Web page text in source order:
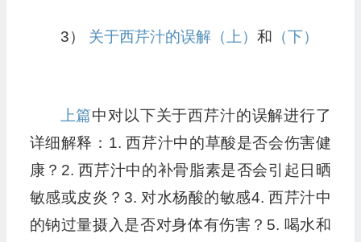
3） 关于西芹汁的误解（上） 和 （下）
上篇中对以下关于西芹汁的误解进行了
详细解释：1. 西芹汁中的草酸是否会伤害健
康？2. 西芹汁中的补骨脂素是否会引起日晒
敏感或皮炎？3. 对水杨酸的敏感4. 西芹汁中
的钠过量摄入是否对身体有伤害？5. 喝水和